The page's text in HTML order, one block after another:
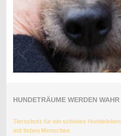
HUNDETRÄUME WERDEN WAHR
Tierschutz für ein schönes Hundeleben
mit lieben Menschen